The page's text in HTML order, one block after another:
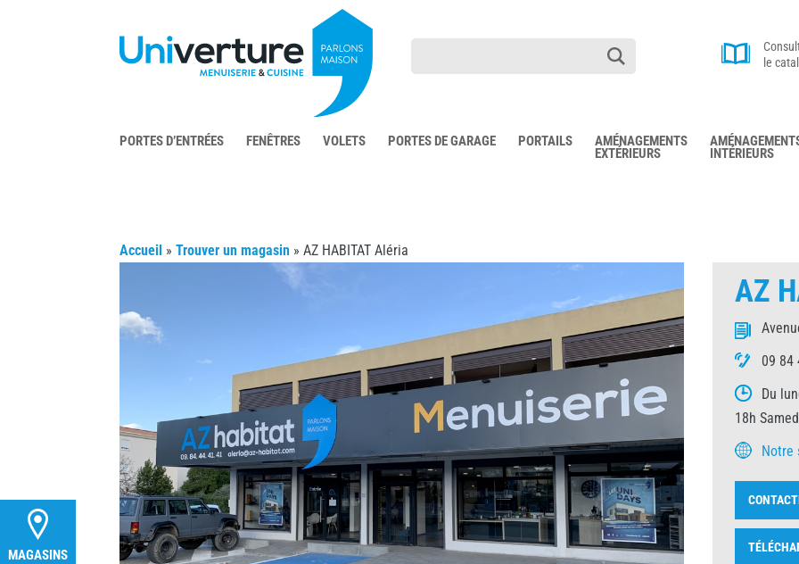
le
PORTES D’ENTRÉES FENÊTRES VOLETS PORTES DE GARAGE PORTAILS AMÉNAGEMENTS
EXTÉRIEURS INTÉRIEURS
MAGASINS
Accueil »Trouver un magasin »AZ HABITAT Aléria
AZ
09 84
Du
18h
Notre
MAGASINS